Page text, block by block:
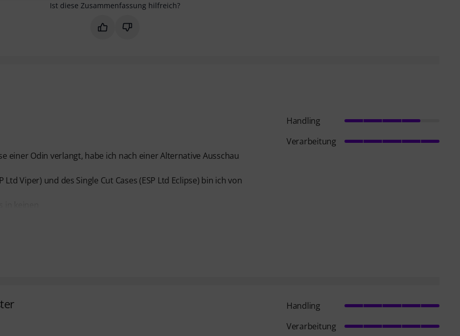
Ist diese Zusammenfassung hilfreich?
Markieren Sie diese Zusammenfassung als hilfreich
Markieren Sie diese Zusammenfassung als nicht hilfreich
einer Odin verlangt, habe ich nach einer Alternative Ausschau
Viper) und des Single Cut Cases (ESP Ltd Eclipse) bin ich von
Handling
Verarbeitung
Handling
Verarbeitung